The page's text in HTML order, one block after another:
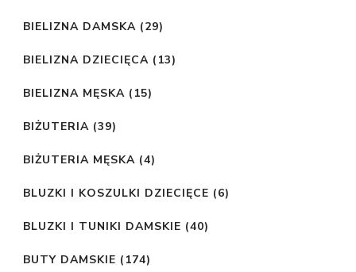
BIELIZNA DAMSKA (29)
BIELIZNA DZIECIĘCA (13)
BIELIZNA MĘSKA (15)
BIŻUTERIA (39)
BIŻUTERIA MĘSKA (4)
BLUZKI I KOSZULKI DZIECIĘCE (6)
BLUZKI I TUNIKI DAMSKIE (40)
BUTY DAMSKIE (174)